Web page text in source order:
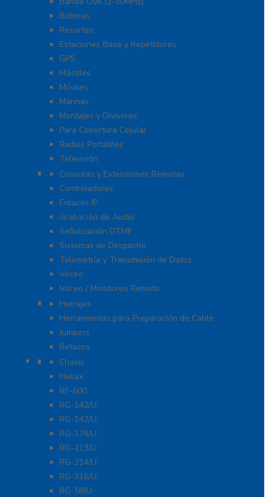
Bobinas
Resortes
Estaciones Base y Repetidores
GPS
Mástiles
Móviles
Marinas
Montajes y Divisores
Para Cobertura Celular
Radios Portátiles
Televisión
Aplicaciones y Soluciones
Consolas y Extensiones Remotas
Controladores
Enlaces IP
Grabación de Audio
Señalización DTMF
Sistemas de Despacho
Telemetría y Transmisión de Datos
Voceo
Voceo / Monitoreo Remoto
Cables
Herrajes
Herramientas para Preparación de Cable
Jumpers
Retazos
Conectores
Chasís
Heliax
RF-600
RG-142/U
RG-142/U
RG-174/U
RG-213/U
RG-214/U
RG-316/U
RG-58/U